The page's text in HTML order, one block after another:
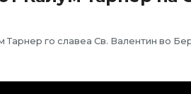
Тарнер го славеа Св. Валентин во